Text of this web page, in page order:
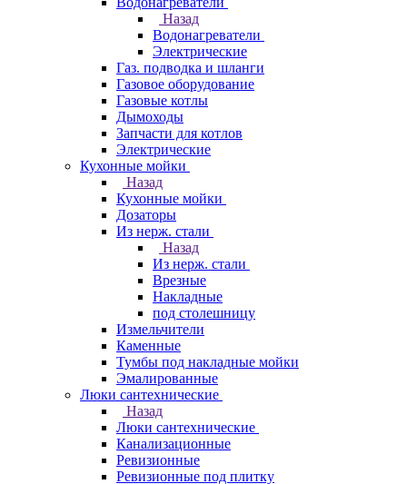
Назад
Водонагреватели
Электрические
Газ. подводка и шланги
Газовое оборудование
Газовые котлы
Дымоходы
Запчасти для котлов
Электрические
Кухонные мойки
Назад
Кухонные мойки
Дозаторы
Из нерж. стали
Назад
Из нерж. стали
Врезные
Накладные
под столешницу
Измельчители
Каменные
Тумбы под накладные мойки
Эмалированные
Люки сантехнические
Назад
Люки сантехнические
Канализационные
Ревизионные
Ревизионные под плитку